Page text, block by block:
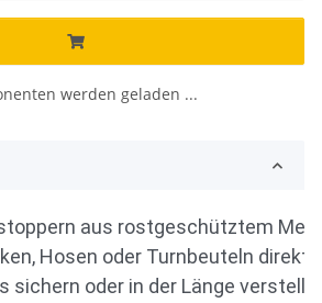
werden geladen ...
aus rostgeschütztem
Hosen oder Turnbeuteln direkt
sichern oder in der Länge